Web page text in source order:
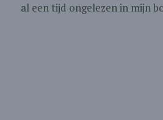
al een tijd ongelezen in mijn